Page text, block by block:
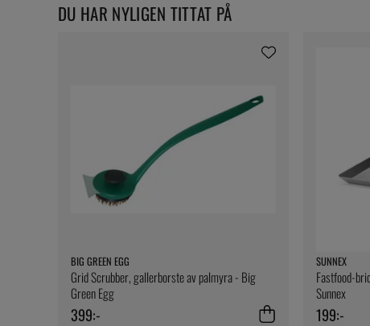
DU HAR NYLIGEN TITTAT PÅ
BIG GREEN EGG
Grid Scrubber, gallerborste av palmyra - Big
Green Egg
399:-
SUNNEX
Fastfood-
Sunnex
199:-